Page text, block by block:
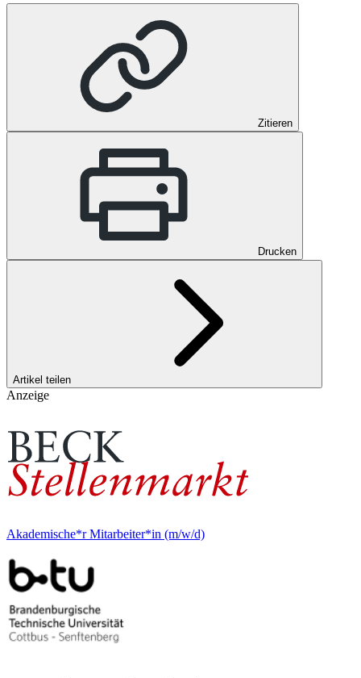
Zitieren
Drucken
Artikel teilen
Anzeige
Akademische*r Mitarbeiter*in (m/w/d)